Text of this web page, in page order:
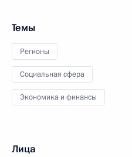
Темы
Регионы
Социальная сфера
Экономика и финансы
Лица